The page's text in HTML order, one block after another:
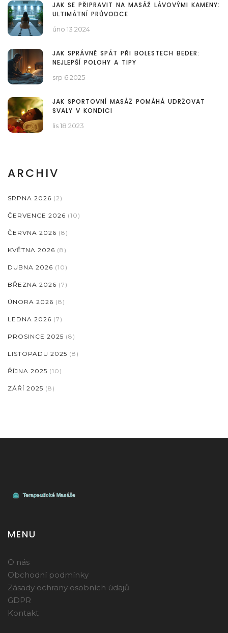
JAK SE PŘIPRAVIT NA MASÁŽ LÁVOVÝMI KAMENY:
ULTIMÁTNÍ PRŮVODCE
úno 13 2024
JAK SPRÁVNĚ SPÁT PŘI BOLESTECH BEDER:
NEJLEPŠÍ POLOHY A TIPY
srp 6 2025
JAK SPORTOVNÍ MASÁŽ POMÁHÁ UDRŽOVAT
SVALY V KONDICI
lis 18 2023
ARCHIV
SRPNA 2026 (2)
ČERVENCE 2026 (10)
ČERVNA 2026 (8)
KVĚTNA 2026 (8)
DUBNA 2026 (10)
BŘEZNA 2026 (7)
ÚNORA 2026 (8)
LEDNA 2026 (7)
PROSINCE 2025 (8)
LISTOPADU 2025 (8)
ŘÍJNA 2025 (10)
ZÁŘÍ 2025 (8)
MENU
O nás
Obchodní podmínky
Zásady ochrany osobních údajů
GDPR
Kontakt